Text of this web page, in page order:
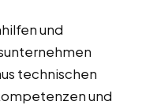
und
technischen
und